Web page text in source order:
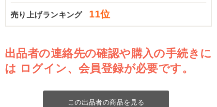
売り上げランキング 11位
出品者の連絡先の確認や購入の手続きに
は ログイン、会員登録が必要です。
この出品者の商品を見る